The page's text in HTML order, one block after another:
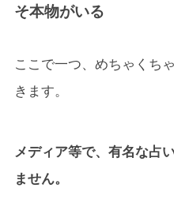
そ本物がいる
ここで一つ、めちゃくち
きます。
メディア等で、有名な占
ません。